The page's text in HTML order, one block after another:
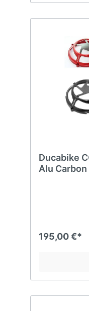
Ducabike
Alu Carbon
195,00 €*